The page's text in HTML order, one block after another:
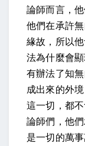
論師而言，
他們在承許
緣故，所以
法為什麼會
有辦法了知
成出來的外
這一切，都
論師們，他
是一切的萬